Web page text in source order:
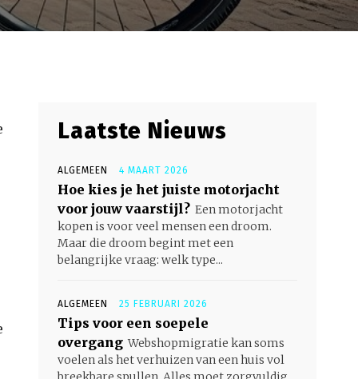
Laatste Nieuws
ALGEMEEN 4 MAART 2026
Hoe kies je het juiste motorjacht
voor jouw vaarstijl? Een motorjacht
kopen is voor veel mensen een droom.
Maar die droom begint met een
belangrijke vraag: welk type...
ALGEMEEN 25 FEBRUARI 2026
Tips voor een soepele
overgang Webshopmigratie kan soms
voelen als het verhuizen van een huis vol